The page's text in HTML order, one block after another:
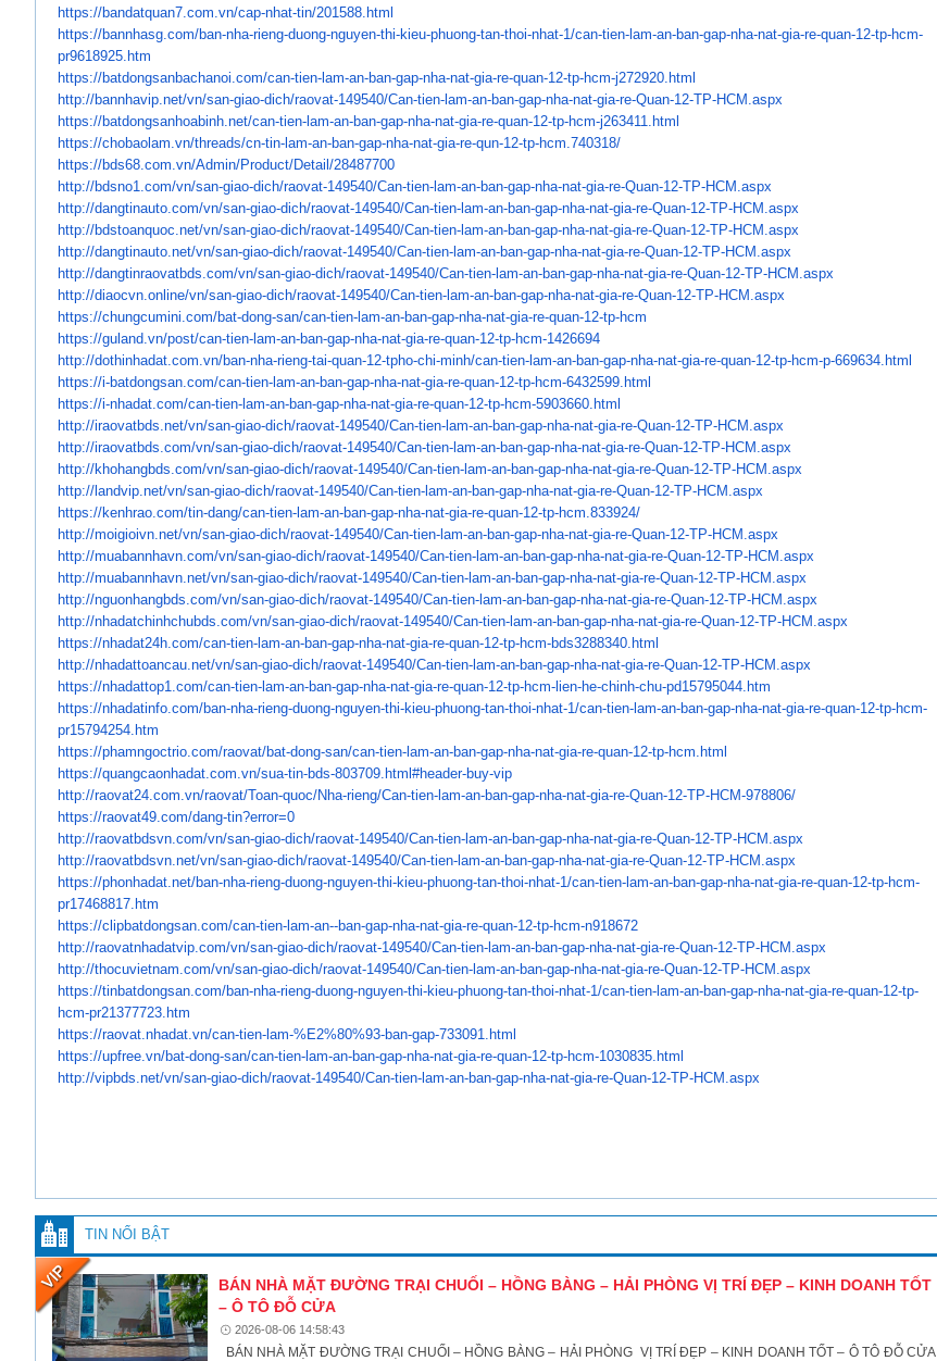
https://bandatquan7.com.vn/cap-nhat-tin/201588.html
https://bannhasg.com/ban-nha-rieng-duong-nguyen-thi-kieu-phuong-tan-thoi-nhat-1/can-tien-lam-an-ban-gap-nha-nat-gia-re-quan-12-tp-hcm-
pr9618925.htm
https://batdongsanbachanoi. com/can-tien-lam-an-ban-gap-nha-nat-gia-re-quan-12-tp-hcm-j272920.html
http://bannhavip.net/vn/san-giao-dich/raovat-149540/Can-tien-lam-an-ban-gap-nha-nat-gia-re-Quan-12-TP-HCM.aspx
https://batdongsanhoabinh.net/can-tien-lam-an-ban-gap-nha-nat-gia-re-quan-12-tp-hcm-j263411.html
https://chobaolam.vn/threads/cn-tin-lam-an-ban-gap-nha-nat-gia-re-qun-12-tp-hcm.740318/
https://bds68.com.vn/Admin/Product/Detail/28487700
http://bdsno1.com/vn/san-giao-dich/raovat-149540/Can-tien- lam-an-ban-gap-nha-nat-gia-re-Quan-12-TP-HCM.aspx
http://dangtinauto.com/vn/san-giao-dich/raovat-149540/Can-tien-lam-an-ban-gap-nha-nat-gia-re-Quan-12-TP-HCM.aspx
http://bdstoanquoc.net/vn/san-giao-dich/raovat-149540/Can-tien-lam-an-ban-gap-nha-nat-gia-re-Quan-12-TP-HCM.aspx
http://dangtinauto.net/vn/san-giao-dich/raovat-149540/Can-tien-lam-an-ban-gap-nha-nat-gia-re-Quan-12-TP-HCM.aspx
http://dangtinraovatbds.com/vn/san-giao-dich/raovat-149540/Can-tien-lam-an-ban-gap-nha-nat-gia-re-Quan-12-TP-HCM.aspx
http://diaocvn.online/vn/san-giao-dich/raovat-149540/Can-tien-lam-an-ban-gap-nha-nat-gia-re-Quan-12-TP-HCM.aspx
https://chungcumini.com/bat-dong-san/can-tien-lam-an-ban-gap-nha-nat-gia-re-quan-12-tp-hcm
https://guland.vn/post/can-tien-lam-an-ban-gap-nha-nat-gia-re-quan-12-tp-hcm-1426694
http://dothinhadat.com.vn/ban-nha-rieng-tai-quan-12-tpho-chi-minh/can-tien-lam-an-ban-gap-nha-nat-gia-re-quan-12-tp-hcm-p-669634.html
https://i-batdongsan.com/can-tien-lam-an-ban-gap-nha-nat-gia-re-quan-12-tp-hcm-6432599. html
https://i-nhadat.com/can-tien- lam-an-ban-gap-nha-nat-gia-re-quan-12-tp-hcm-5903660.html
http://iraovatbds.net/vn/san-giao-dich/raovat-149540/Can-tien-lam-an-ban-gap-nha-nat-gia-re-Quan-12-TP-HCM.aspx
http://iraovatbds.com/vn/san-giao-dich/raovat-149540/Can-tien-lam-an-ban-gap-nha-nat-gia-re-Quan-12-TP-HCM.aspx
http://khohangbds.com/vn/san-giao-dich/raovat-149540/Can-tien-lam-an-ban-gap-nha-nat-gia-re-Quan-12-TP-HCM.aspx
http://landvip.net/vn/san-giao-dich/raovat-149540/Can-tien-lam-an-ban-gap-nha-nat-gia-re-Quan-12-TP-HCM.aspx
https://kenhrao.com/tin-dang/can-tien-lam-an-ban-gap-nha-nat-gia-re-quan-12-tp-hcm. 833924/
http://moigioivn.net/vn/san-giao-dich/raovat-149540/Can-tien-lam-an-ban-gap-nha-nat-gia-re-Quan-12-TP-HCM.aspx
http://muabannhavn.com/vn/san-giao-dich/raovat-149540/Can-tien-lam-an-ban-gap-nha-nat-gia-re-Quan-12-TP-HCM.aspx
http://muabannhavn.net/vn/san-giao-dich/raovat-149540/Can-tien-lam-an-ban-gap-nha-nat-gia-re-Quan-12-TP-HCM.aspx
http://nguonhangbds.com/vn/san-giao-dich/raovat-149540/Can-tien-lam-an-ban-gap-nha-nat-gia-re-Quan-12-TP-HCM.aspx
http://nhadatchinhchubds.com/vn/san-giao-dich/raovat-149540/Can-tien-lam-an-ban-gap-nha-nat-gia-re-Quan-12-TP-HCM.aspx
https://nhadat24h.com/can-tien-lam-an-ban-gap-nha-nat-gia-re-quan-12-tp-hcm-bds3288340.html
http://nhadattoancau.net/vn/san-giao-dich/raovat-149540/Can-tien-lam-an-ban-gap-nha-nat-gia-re-Quan-12-TP-HCM.aspx
https://nhadattop1.com/can-tien-lam-an-ban-gap-nha-nat-gia-re-quan-12-tp-hcm-lien-he-chinh-chu-pd15795044.htm
https://nhadatinfo.com/ban-nha-rieng-duong-nguyen-thi-kieu-phuong-tan-thoi-nhat-1/can-tien-lam-an-ban-gap-nha-nat-gia-re-quan-12-tp-hcm-
pr15794254.htm
https://phamngoctrio.com/raovat/bat-dong-san/can-tien- lam-an-ban-gap-nha-nat-gia-re-quan-12-tp-hcm.html
https://quangcaonhadat.com.vn/sua-tin-bds-803709.html#header-buy-vip
http://raovat24.com.vn/raovat/Toan-quoc/Nha-rieng/Can-tien- lam-an-ban-gap-nha-nat-gia-re-Quan-12-TP-HCM-978806/
https://raovat49.com/dang-tin?error=0
http://raovatbdsvn.com/vn/san-giao-dich/raovat-149540/Can-tien-lam-an-ban-gap-nha-nat-gia-re-Quan-12-TP-HCM.aspx
http://raovatbdsvn.net/vn/san-giao-dich/raovat-149540/Can-tien-lam-an-ban-gap-nha-nat-gia-re-Quan-12-TP-HCM.aspx
https://phonhadat.net/ban-nha-rieng-duong-nguyen-thi-kieu-phuong-tan-thoi-nhat-1/can-tien-lam-an-ban-gap-nha-nat-gia-re-quan-12-tp-hcm-
pr17468817.htm
https://clipbatdongsan.com/can-tien-lam-an--ban-gap-nha-nat-gia-re-quan-12-tp-hcm-n918672
http://raovatnhadatvip.com/vn/san-giao-dich/raovat-149540/Can-tien-lam-an-ban-gap-nha-nat-gia-re-Quan-12-TP-HCM.aspx
http://thocuvietnam.com/vn/san-giao-dich/raovat-149540/Can-tien-lam-an-ban-gap-nha-nat-gia-re-Quan-12-TP-HCM.aspx
https://tinbatdongsan.com/ban-nha-rieng-duong-nguyen-thi-kieu-phuong-tan-thoi-nhat-1/can-tien-lam-an-ban-gap-nha-nat-gia-re-quan-12-tp-
hcm-pr21377723.htm
https://raovat.nhadat.vn/can-tien-lam-%E2%80%93-ban-gap-733091.html
https://upfree.vn/bat-dong-san/can-tien-lam-an-ban-gap-nha-nat-gia-re-quan-12-tp-hcm-1030835.html
http://vipbds.net/vn/san-giao-dich/raovat-149540/Can-tien- lam-an-ban-gap-nha-nat-gia-re-Quan-12-TP-HCM.aspx
TIN NỔI BẬT
BÁN NHÀ MẶT ĐƯỜNG TRẠI CHUỐI – HỒNG BÀNG – HẢI PHÒNG VỊ TRÍ ĐẸP – KINH DOANH TỐT
– Ô TÔ ĐỖ CỬA
2026-08-06 14:58:43
BÁN NHÀ MẶT ĐƯỜNG TRẠI CHUỐI – HỒNG BÀNG – HẢI PHÒNG VỊ TRÍ ĐẸP – KINH DOANH TỐT – Ô TÔ ĐỖ CỬA